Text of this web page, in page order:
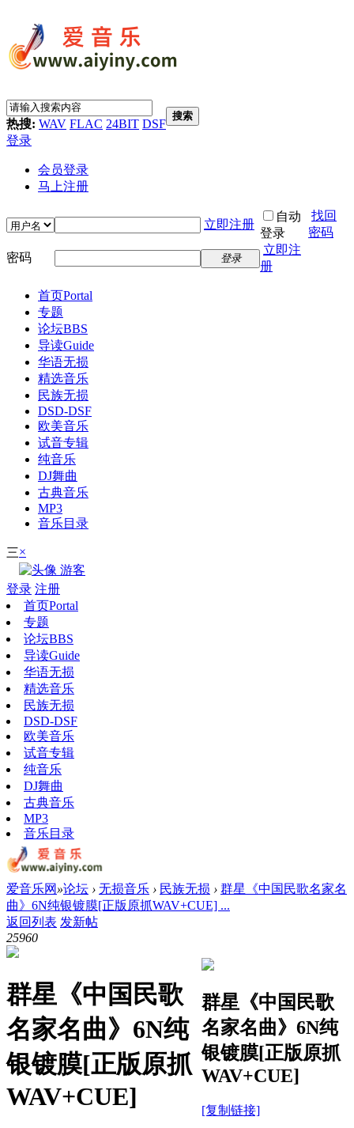
热搜: WAV FLAC 24BIT DSF
搜索
登录
会员登录
马上注册
立即注册
自动
登录
找回
密码
密码
登录
立即注
册
首页Portal
专题
论坛BBS
导读Guide
华语无损
精选音乐
民族无损
DSD-DSF
欧美音乐
试音专辑
纯音乐
DJ舞曲
古典音乐
MP3
音乐目录
三×
游客
登录 注册
首页Portal
专题
论坛BBS
导读Guide
华语无损
精选音乐
民族无损
DSD-DSF
欧美音乐
试音专辑
纯音乐
DJ舞曲
古典音乐
MP3
音乐目录
爱音乐网 »论坛 › 无损音乐 › 民族无损 › 群星《中国民歌名家名
曲》6N纯银镀膜[正版原抓WAV+CUE] ...
返回列表 发新帖
25960
群星《中国民歌
名家名曲》6N纯
银镀膜[正版原抓
WAV+CUE]
群星《中国民歌
名家名曲》6N纯
银镀膜[正版原抓
WAV+CUE]
[复制链接]